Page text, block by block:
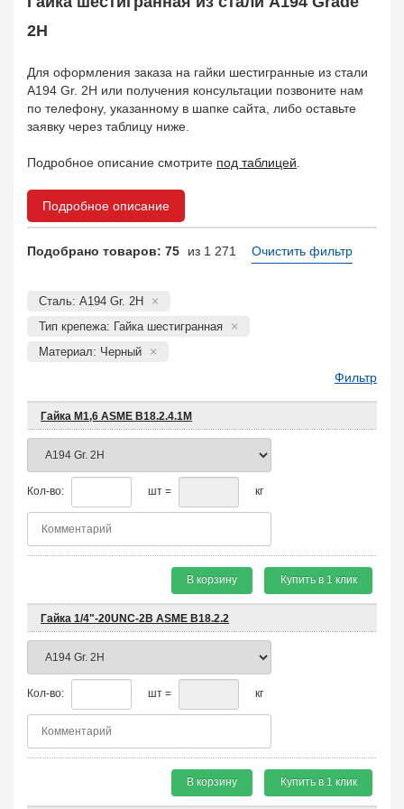
Заказать в 1 клик
2H
Для оформления заказа на гайки шестигранные из стали
A194 Gr. 2H или получения консультации позвоните нам
по телефону, указанному в шапке сайта, либо оставьте
заявку через таблицу ниже.
Подробное описание смотрите под таблицей
Подробное описание
Подобрано товаров: 75 из 1 271 Очистить фильтр
Сталь: A194 Gr. 2H
Тип крепежа: Гайка шестигранная
Материал: Черный
Фильтр
Гайка М1,6 ASME B18.2.4.1М
Кол-во: шт = кг
В корзину Купить в 1 клик
Гайка 1/4"-20UNC-2B ASME B18.2.2
Кол-во: шт = кг
В корзину Купить в 1 клик